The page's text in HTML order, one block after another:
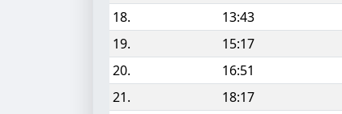
18.
13:43
19.
15:17
20.
16:51
21.
18:17